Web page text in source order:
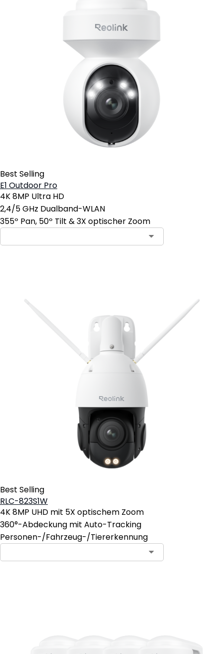
Best Selling
E1 Outdoor Pro
4K 8MP Ultra HD
2,4/5 GHz Dualband-WLAN
355º Pan, 50º Tilt & 3X optischer Zoom
Best Selling
RLC-823S1W
4K 8MP UHD mit 5X optischem Zoom
360°-Abdeckung mit Auto-Tracking
Personen-/Fahrzeug-/Tiererkennung